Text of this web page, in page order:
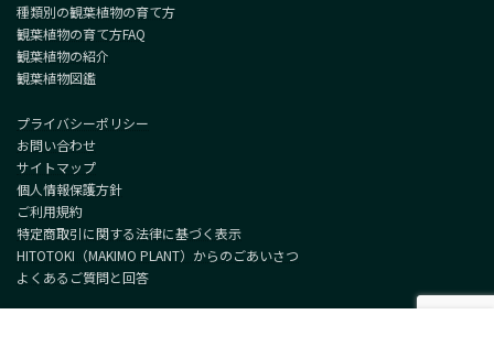
種類別の観葉植物の育て方
観葉植物の育て方FAQ
観葉植物の紹介
観葉植物図鑑
プライバシーポリシー
お問い合わせ
サイトマップ
個人情報保護方針
ご利用規約
特定商取引に関する法律に基づく表示
HITOTOKI（MAKIMO PLANT）からのごあいさつ
よくあるご質問と回答